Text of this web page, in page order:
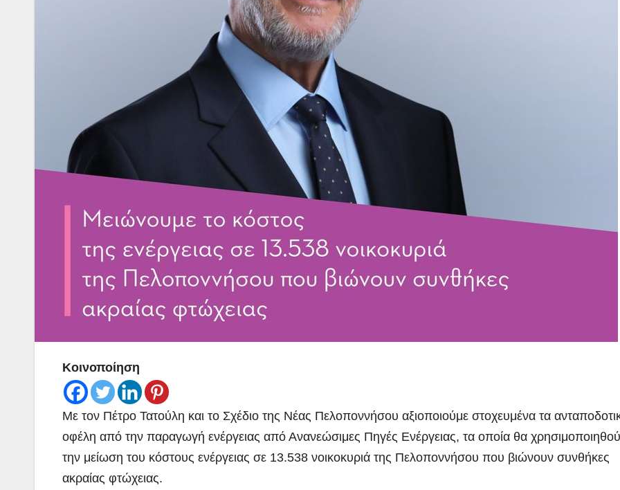
Κοινοποίηση
Με τον Πέτρο Τατούλη και το Σχέδιο της Νέας Πελοποννήσου αξιοποιούμε στοχευμένα τα
οφέλη από την παραγωγή ενέργειας από Ανανεώσιμες Πηγές Ενέργειας, τα οποία θα
την μείωση του κόστους ενέργειας σε 13.538 νοικοκυριά της Πελοποννήσου που βιώνουν συνθήκες
ακραίας φτώχειας.